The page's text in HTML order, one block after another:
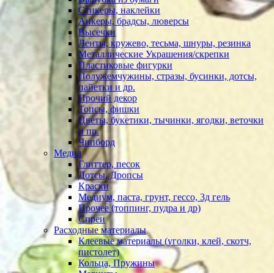
Стикеры, наклейки
Анкеры, брадсы, люверсы
Высечки
Ленты, кружево, тесьма, шнуры, резинка
Металлические Украшения/скрепки
Пластиковые фигурки
Полужемчужины, стразы, бусинки, дотсы,
пайетки и др.
Прочий декор
Топсы, фишки
Цветы, букетики, тычинки, ягодки, веточки
и пр.
Чипборд
Медиа
Глиттер, песок
Дотсы, Дропсы
Краски
Медиум, паста, грунт, гессо, 3д гель
Прочее (топпинг, пудра и др)
Спреи
Расходные материалы
Клеевые материалы (уголки, клей, скотч,
пистолет)
Кольца, Пружины